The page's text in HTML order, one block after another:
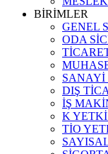
BİRİMLER
GENEL
ODA
SANAYİ
DIŞ
İŞ
K
TİO